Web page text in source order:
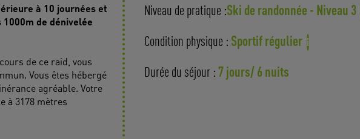
à 10 journées et
de dénivelée
de ce raid, vous
Vous êtes hébergé
agréable. Votre
à 3178 mètres
Niveau de pratique :Ski de randonnée - Niveau 3
Condition physique : Sportif régulier i
Durée du séjour : 7 jours/ 6 nuits